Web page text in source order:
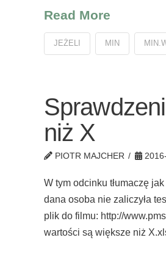
Read More
JEŻELI MIN
niż X
PIOTR MAJCHER
W tym odcinku tłumaczę
dana osoba nie zaliczyła
plik do filmu: http://
wartości są większe niż